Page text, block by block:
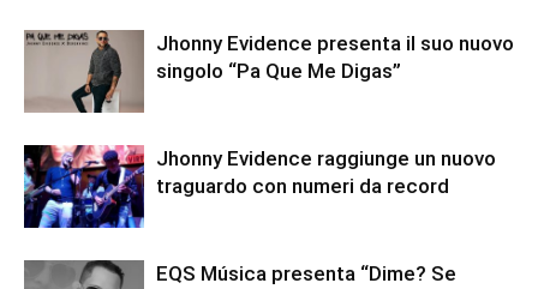
Jhonny Evidence presenta il suo nuovo
singolo “Pa Que Me Digas”
Jhonny Evidence raggiunge un nuovo
traguardo con numeri da record
EQS Música presenta “Dime? Se